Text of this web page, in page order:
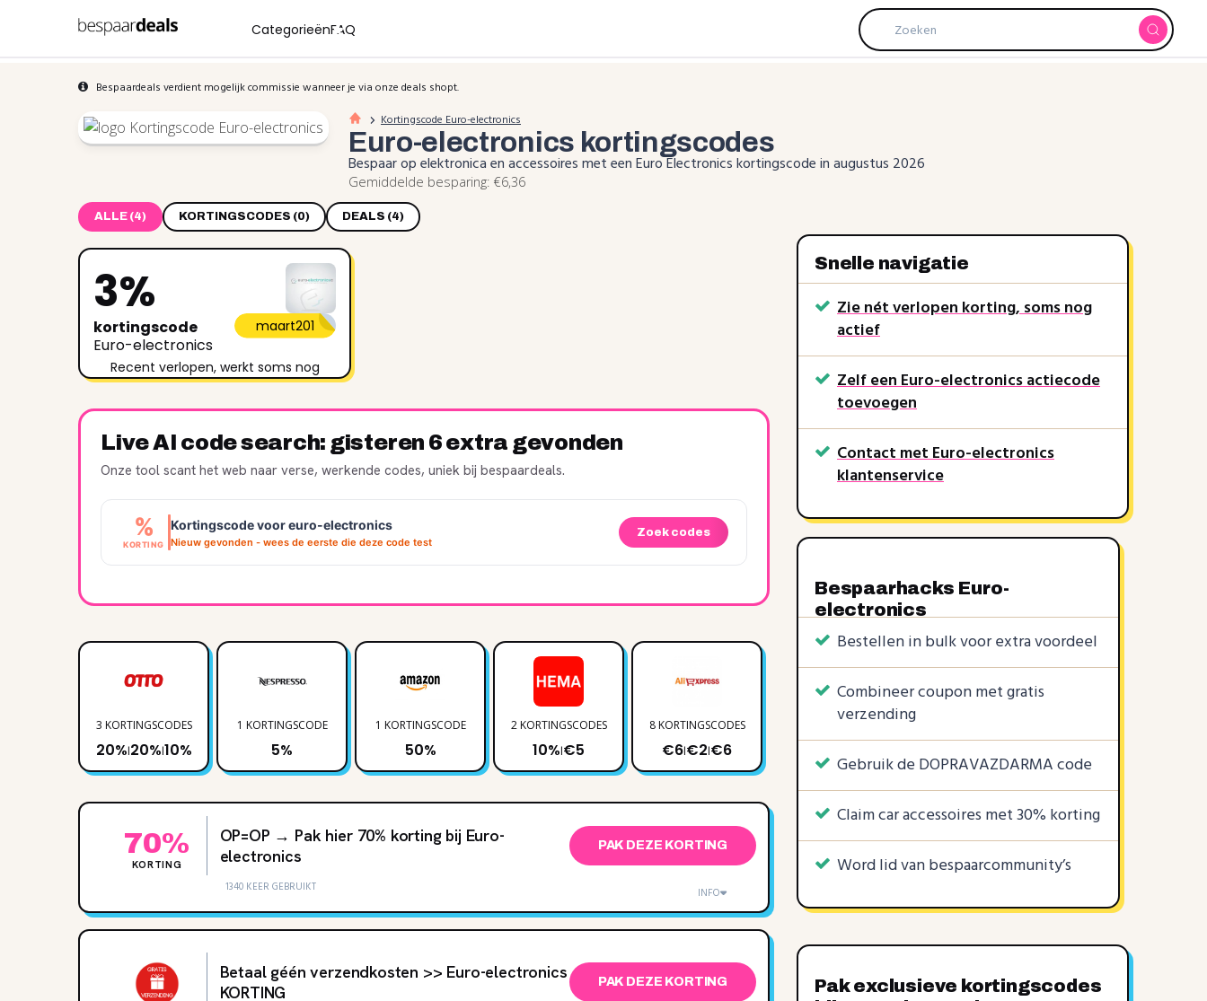
CategorieënFAQ
Bespaardeals verdient mogelijk commissie wanneer je via onze deals shopt.
Kortingscode Euro-electronics
Euro-electronics kortingscodes
Bespaar op elektronica en accessoires met een Euro Electronics kortingscode in augustus 2026
Gemiddelde besparing: €6,36
ALLE (4) KORTINGSCODES (0) DEALS (4)
3%
kortingscode
Euro-electronics
maart201
Recent verlopen, werkt soms nog
Live AI code search: gisteren 6 extra gevonden
Onze tool scant het web naar verse, werkende codes, uniek bij bespaardeals.
%
KORTING
Kortingscode voor euro-electronics
Nieuw gevonden - wees de eerste die deze code test
Zoek codes
3 KORTINGSCODES
20%|20%|10%
1 KORTINGSCODE
5%
1 KORTINGSCODE
50%
2 KORTINGSCODES
10%|€5
8 KORTINGSCODES
€6|€2|€6
70%
KORTING
OP=OP → Pak hier 70% korting bij Euro-
electronics
PAK DEZE KORTING
1340 KEER GEBRUIKT INFO
Betaal géén verzendkosten >> Euro-electronics
KORTING
PAK DEZE KORTING
Snelle navigatie
Zie nét verlopen korting, soms nog
actief
Zelf een Euro-electronics actiecode
toevoegen
Contact met Euro-electronics
klantenservice
Bespaarhacks Euro-
electronics
Bestellen in bulk voor extra voordeel
Combineer coupon met gratis
verzending
Gebruik de DOPRAVAZDARMA code
Claim car accessoires met 30% korting
Word lid van bespaarcommunity’s
Pak exclusieve kortingscodes